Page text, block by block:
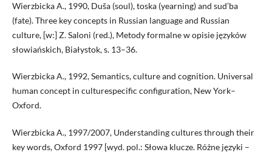
Wierzbicka A., 1990, Duša (soul), toska (yearning) and sud’ba
(fate). Three key concepts in Russian language and Russian
culture, [w:] Z. Saloni (red.), Metody formalne w opisie języków
słowiańskich, Białystok, s. 13–36.
Wierzbicka A., 1992, Semantics, culture and cognition. Universal
human concept in culturespecific configuration, New York–
Oxford.
Wierzbicka A., 1997/2007, Understanding cultures through their
key words, Oxford 1997 [wyd. pol.: Słowa klucze. Różne języki –